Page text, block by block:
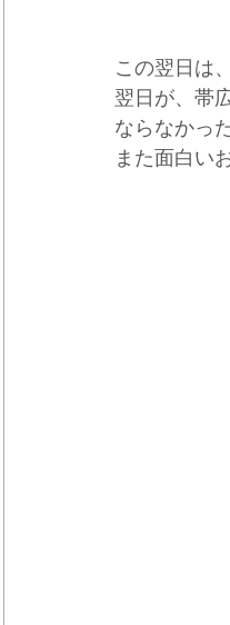
この翌日は
翌日が、帯
ならなかっ
また面白い